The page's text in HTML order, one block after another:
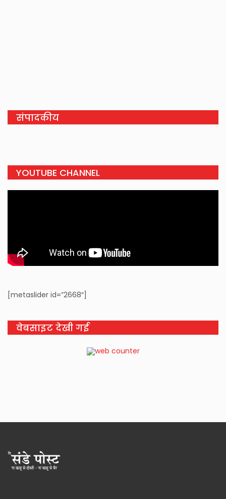
संपादकीय
YOUTUBE CHANNEL
[metaslider id=”2668″]
वेबसाइट देखी गई